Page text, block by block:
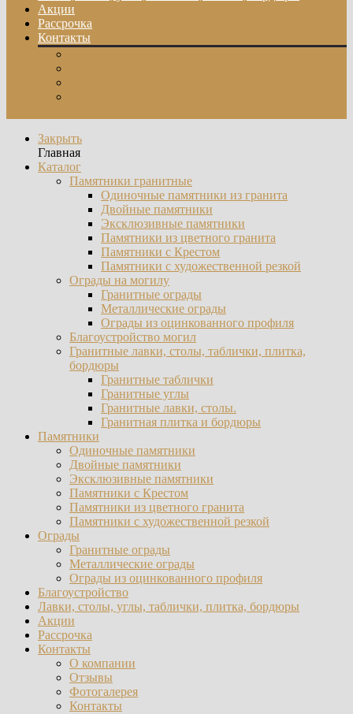
Акции
Рассрочка
Контакты
Закрыть
Главная
Каталог
Памятники гранитные
Одиночные памятники из гранита
Двойные памятники
Эксклюзивные памятники
Памятники из цветного гранита
Памятники с Крестом
Памятники с художественной резкой
Ограды на могилу
Гранитные ограды
Металлические ограды
Ограды из оцинкованного профиля
Благоустройство могил
Гранитные лавки, столы, таблички, плитка,
бордюры
Гранитные таблички
Гранитные углы
Гранитные лавки, столы.
Гранитная плитка и бордюры
Памятники
Одиночные памятники
Двойные памятники
Эксклюзивные памятники
Памятники с Крестом
Памятники из цветного гранита
Памятники с художественной резкой
Ограды
Гранитные ограды
Металлические ограды
Ограды из оцинкованного профиля
Благоустройство
Лавки, столы, углы, таблички, плитка, бордюры
Акции
Рассрочка
Контакты
О компании
Отзывы
Фотогалерея
Контакты